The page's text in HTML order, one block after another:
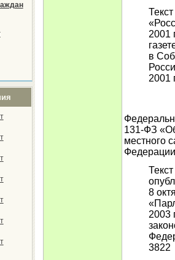
2001
в
2001
131-ФЗ
местного
8
2003
3822